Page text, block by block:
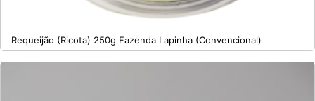
Requeijão (Ricota) 250g Fazenda Lapinha (Convencional)